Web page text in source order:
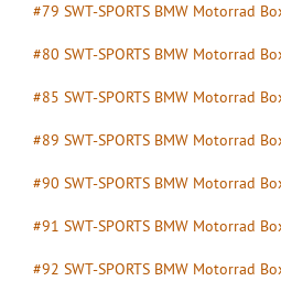
#79 SWT-SPORTS BMW Motorrad
#80 SWT-SPORTS BMW Motorrad
#85 SWT-SPORTS BMW Motorrad
#89 SWT-SPORTS BMW Motorrad
#90 SWT-SPORTS BMW Motorrad
#91 SWT-SPORTS BMW Motorrad
#92 SWT-SPORTS BMW Motorrad